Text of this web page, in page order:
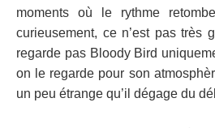
moments où le rythme
curieusement, ce n’est pas très
regarde pas Bloody Bird
on le regarde pour son
un peu étrange qu’il dégage du